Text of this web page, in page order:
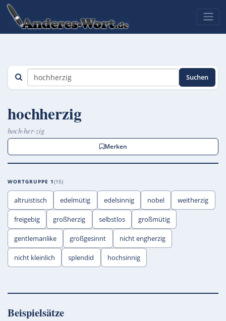
Suchen
hochherzig
hoch·her·zig
Merken
WORTGRUPPE 1 15
altruistisch edelmütig edelsinnig nobel weitherzig
freigebig großherzig selbstlos großmütig
gentlemanlike großgesinnt nicht engherzig
nicht kleinlich splendid hochsinnig
Beispielsätze